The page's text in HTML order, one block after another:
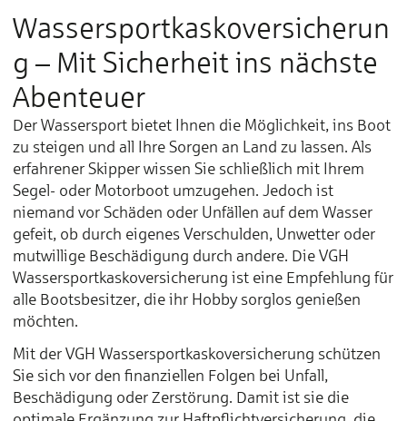
Wassersportkaskoversicherun
g – Mit Sicherheit ins nächste
Abenteuer
Der Wassersport bietet Ihnen die Möglichkeit, ins Boot
zu steigen und all Ihre Sorgen an Land zu lassen. Als
erfahrener Skipper wissen Sie schließlich mit Ihrem
Segel- oder Motorboot umzugehen. Jedoch ist
niemand vor Schäden oder Unfällen auf dem Wasser
gefeit, ob durch eigenes Verschulden, Unwetter oder
mutwillige Beschädigung durch andere. Die VGH
Wassersportkaskoversicherung ist eine Empfehlung für
alle Bootsbesitzer, die ihr Hobby sorglos genießen
möchten.
Mit der VGH Wassersportkaskoversicherung schützen
Sie sich vor den finanziellen Folgen bei Unfall,
Beschädigung oder Zerstörung. Damit ist sie die